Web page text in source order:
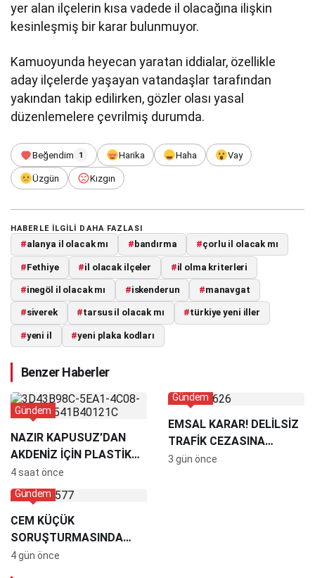
yer alan ilçelerin kısa vadede il olacağına ilişkin
kesinleşmiş bir karar bulunmuyor.
Kamuoyunda heyecan yaratan iddialar, özellikle
aday ilçelerde yaşayan vatandaşlar tarafından
yakından takip edilirken, gözler olası yasal
düzenlemelere çevrilmiş durumda.
Beğendim 1 Harika Haha Vay
Üzgün Kızgın
HABERLE ILGILI DAHA FAZLASI
#alanya il olacak mı # bandırma #çorlu il olacak mı
#Fethiye #il olacak ilçeler #il olma kriterleri
#inegöl il olacak mı #iskenderun #manavgat
#siverek #tarsus il olacak mı #türkiye yeni iller
#yeni il #yeni plaka kodları
Benzer Haberler
NAZIR KAPUSUZ’DAN
AKDENİZ İÇİN PLASTİK
ATIK UYARISI:
“MESELENİN ÇOK FAZLA
BOYUTU VAR”
Gündem
4 saat önce
EMSAL KARAR! DELİLSİZ
TRAFİK CEZASINA
MAHKEMEDEN İPTAL
Gündem
3 gün önce
CEM KÜÇÜK
SORUŞTURMASINDA
DİKKAT ÇEKEN İDDİA:
Gündem
4 gün önce